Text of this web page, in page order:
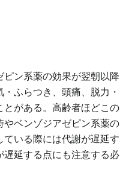
ン系薬の効果が翌朝以降
ふらつき、頭痛、脱力・
がある。高齢者ほどこの
ベンゾジアゼピン系薬の
いる際には代謝が遅延す
遅延する点にも注意する必